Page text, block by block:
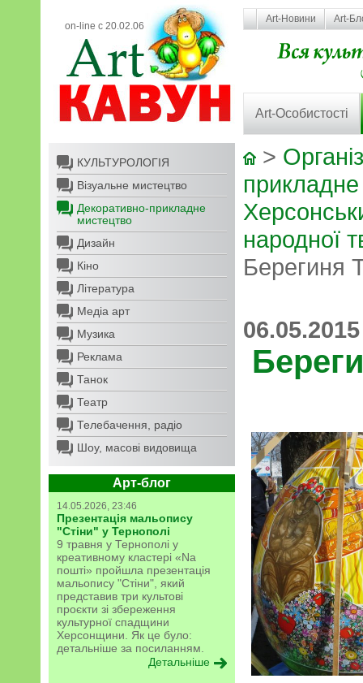
on-line с 20.02.06
Art-Новини Art-
Art-Особистості
КУЛЬТУРОЛОГІЯ
Візуальне мистецтво
Декоративно-прикладне
мистецтво
Дизайн
Кіно
Література
Медіа арт
Музика
Реклама
Танок
Театр
Телебачення, радіо
Шоу, масові видовища
Арт-блог
14.05.2026, 23:46
Презентація мальопису
"Стіни" у Тернополі
9 травня у Тернополі у
креативному кластері «Na
пошті» пройшла презентація
мальопису "Стіни", який
представив три культові
проєкти зі збереження
культурної спадщини
Херсонщини. Як це було:
детальніше за посиланням.
Детальніше
>
народної
Берегиня